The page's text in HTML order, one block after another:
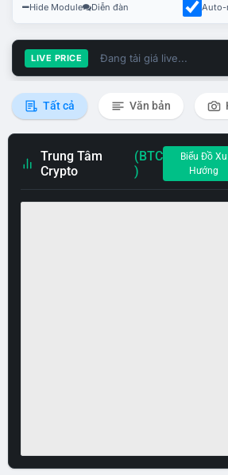
Hide Module Diễn đàn Auto-
LIVE PRICE Đang tải giá live...
Tất cả Văn bản
Trung Tâm
Crypto
(BTC
)
Biểu Đồ Xu
Hướng